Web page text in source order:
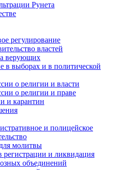
Рунета
регулирование
властей
верующих
в выборах и в политической
о религии и власти
о религии и праве
и карантин
и полицейское
молитвы
регистрации и ликвидация
объединений